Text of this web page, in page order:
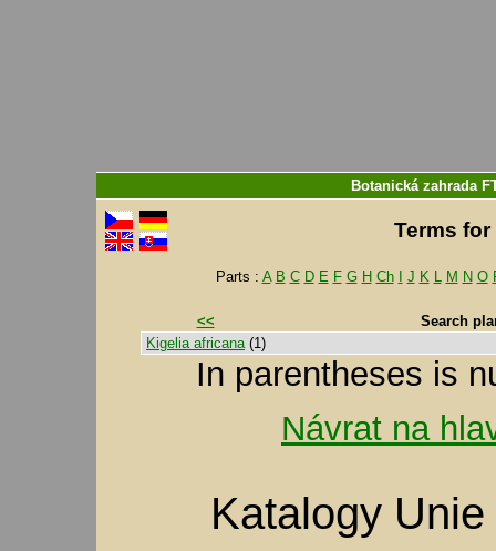
Botanická zahrada
Terms
Parts : A B C D E F G H Ch J K L M N O
<<
Search
Kigelia africana(1)
In parentheses is
Návrat na
Katalogy